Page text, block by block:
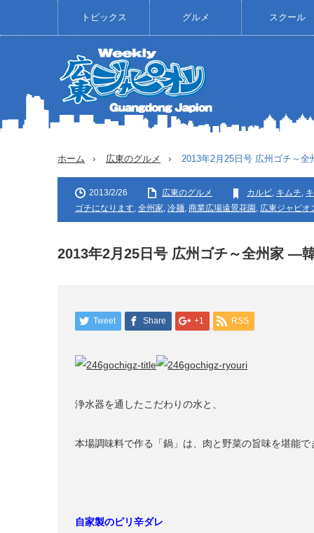
トピックス グルメ スクール
ホーム 広東のグルメ 2013年2月25日号 広州ゴチ～
2013/2/26 広東のグルメ カルビ, キムチ,
ゴチになります, 全州家, 冷麺, 商業広場遠景花園 , 広東ジャピ
2013年2月25日号 広州ゴチ～全州家 ―
Tweet Share +1 RSS
浄水器を通したこだわりの水と、
本場調味料で作る「鍋」は、肉と野菜の旨味を堪能で
自家製のピリ辛ダレ